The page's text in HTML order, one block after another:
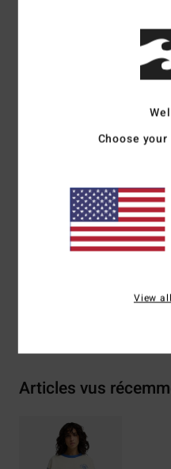
Code
coupe regular
Encolure ronde
Composition[Matière
polyester
Articles vus
Choose
View